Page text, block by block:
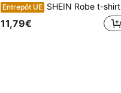
Entrepôt UE SHEIN Robe t-shirt à manches courtes d'été décontractée pour femmes enceintes avec imprimé rayé et broderie cœur
11,79€